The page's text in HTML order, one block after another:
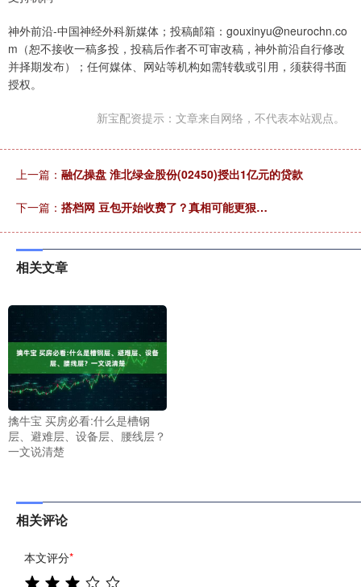
神外前沿-中国神经外科新媒体；投稿邮箱：gouxinyu@neurochn.co
m（恕不接收一稿多投，投稿后作者不可审改稿，神外前沿自行修改
并择期发布）；任何媒体、网站等机构如需转载或引用，须获得书面
授权。
新宝配资提示：文章来自网络，不代表本站观点。
上一篇： 融亿操盘 淮北绿金股份(02450)授出1亿元的贷款
下一篇： 搭档网 豆包开始收费了？真相可能更狠…
相关文章
擒牛宝 买房必看:什么是槽钢
层、避难层、设备层、腰线层？
一文说清楚
相关评论
本文评分*